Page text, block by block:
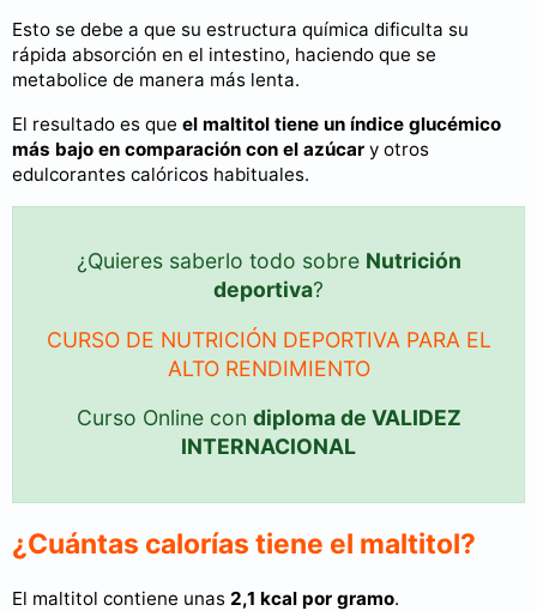
Esto se debe a que su estructura química dificulta su
rápida absorción en el intestino, haciendo que se
metabolice de manera más lenta.
El resultado es que el maltitol tiene un índice glucémico
más bajo en comparación con el azúcar y otros
edulcorantes calóricos habituales.
¿Quieres saberlo todo sobre Nutrición
deportiva?
CURSO DE NUTRICIÓN DEPORTIVA PARA EL
ALTO RENDIMIENTO
Curso Online con diploma de VALIDEZ
INTERNACIONAL
¿Cuántas calorías tiene el maltitol?
El maltitol contiene unas 2,1 kcal por gramo.